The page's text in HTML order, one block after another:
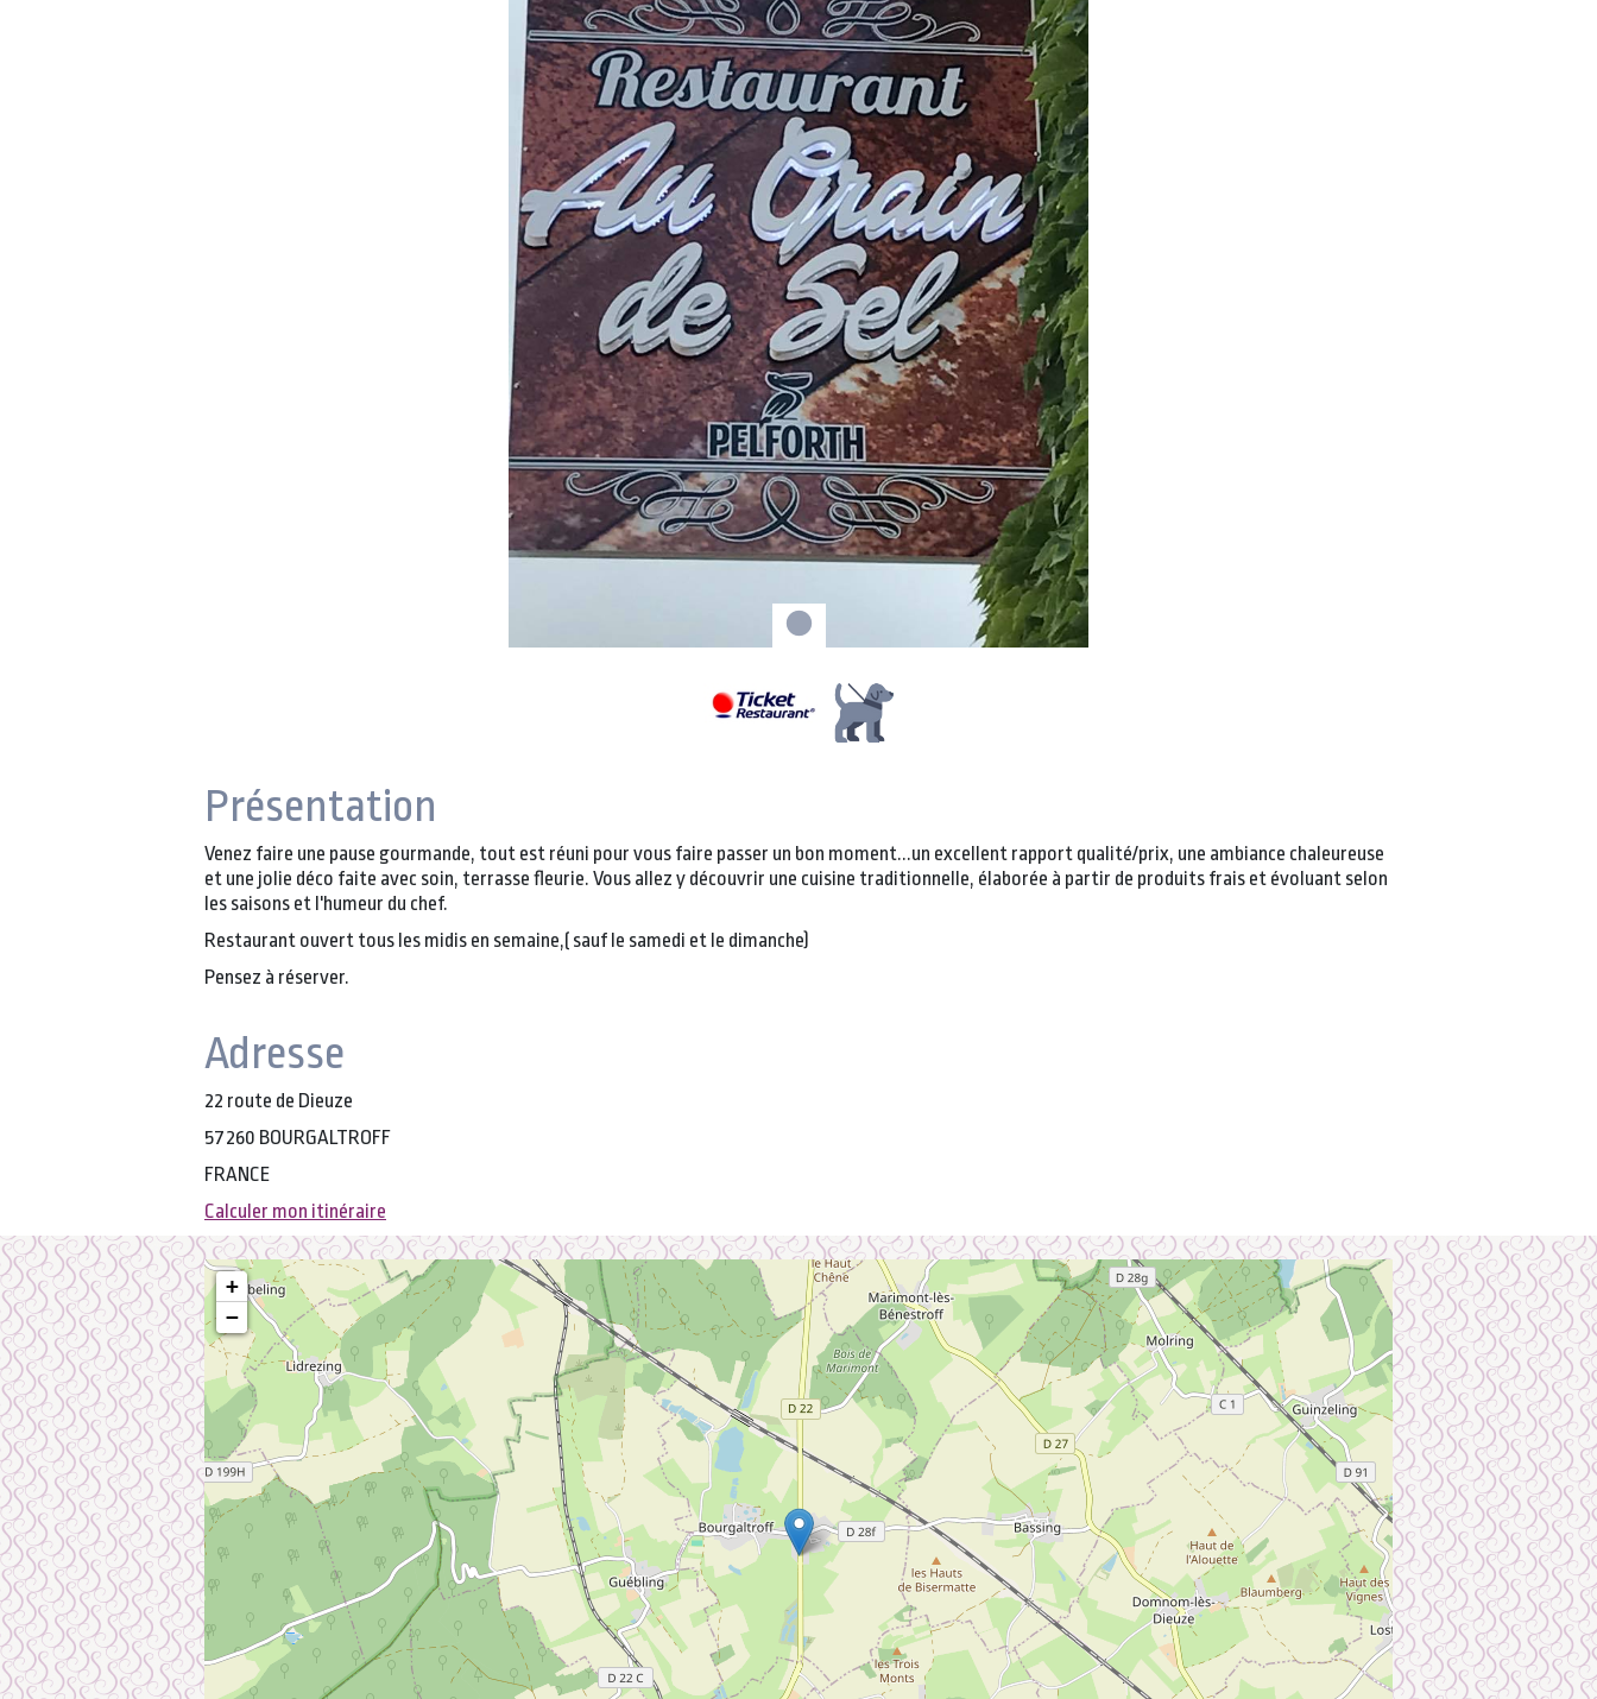
Présentation
Venez faire une pause gourmande, tout est réuni pour vous faire passer un bon moment...un excellent rapport qualité/prix, une ambiance chaleureuse
et une jolie déco faite avec soin, terrasse fleurie. Vous allez y découvrir une cuisine traditionnelle, élaborée à partir de produits frais et évoluant selon
les saisons et l'humeur du chef.
Restaurant ouvert tous les midis en semaine,( sauf le samedi et le dimanche)
Pensez à réserver.
Adresse
22 route de Dieuze
57260 BOURGALTROFF
FRANCE
Calculer mon itinéraire
+
−